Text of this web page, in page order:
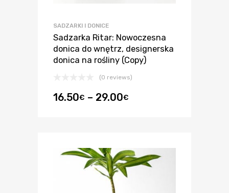
SADZARKI I DONICE
Sadzarka Ritar: Nowoczesna
donica do wnętrz, designerska
donica na rośliny (Copy)
(0 reviews)
16.50€ – 29.00€